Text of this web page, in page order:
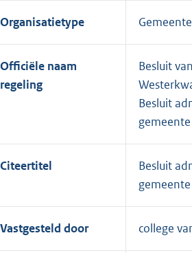
Organisatietype Gemeente
Officiële naam
regeling
Besluit
Besluit
Citeertitel
Besluit
Vastgesteld door college